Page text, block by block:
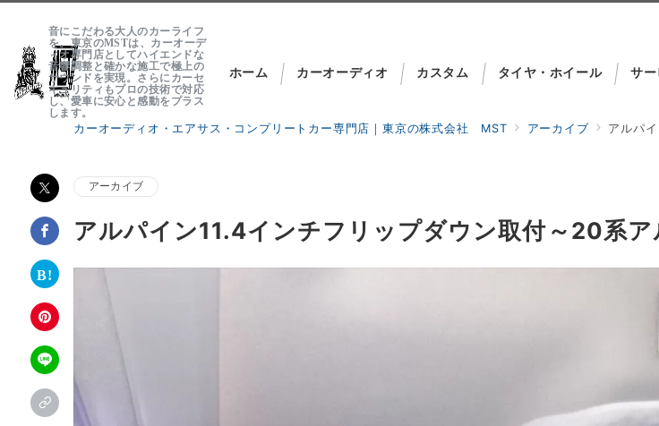
音にこだわる大人のカーライフ
を。東京のMSTは、カーオーデ
ィオ専門店としてハイエンドな
音響調整と確かな施工で極上の
サウンドを実現。さらにカーセ
キュリティもプロの技術で対応
し、愛車に安心と感動をプラス
します。
ホーム カーオーディオ カスタム タイヤ・ホイール サー
カーオーディオ・エアサス・コンプリートカー専門店｜東京の株式会社 MST アーカイブ アルパ
アーカイブ
アルパイン11.4インチフリップダウン取付～20系ア
各セクション毎に専門ブランドを立ち上げプロショップを運営しており
MST Customs
カスタマイズプロショップ